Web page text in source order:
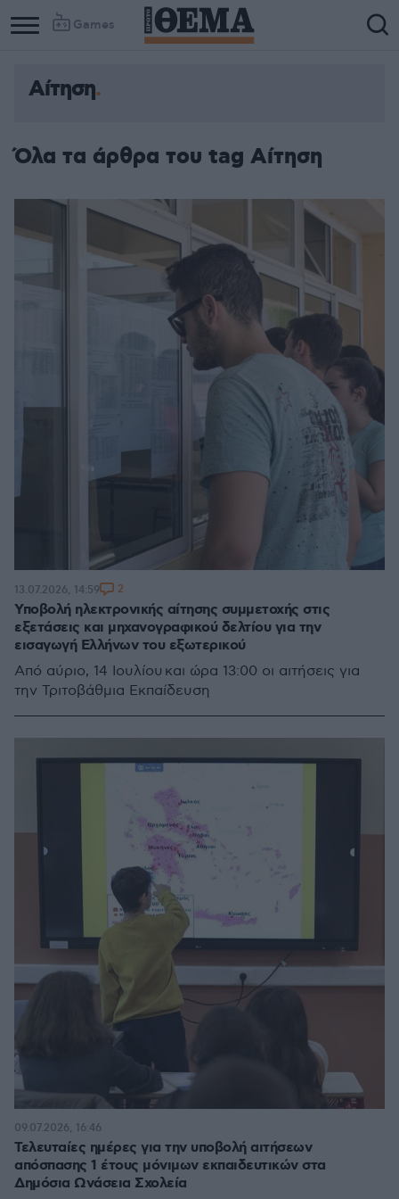
Games
Αίτηση
Όλα τα άρθρα του tag Αίτηση
Υποβολή ηλεκτρονικής αίτησης συμμετοχής στις
εξετάσεις και μηχανογραφικού δελτίου για την
εισαγωγή Ελλήνων του εξωτερικού
Από αύριο, 14 Ιουλίου και ώρα 13:00 οι αιτήσεις για
την Τριτοβάθμια Εκπαίδευση
13.07.2026, 14:59 2
Τελευταίες ημέρες για την υποβολή αιτήσεων
απόσπασης 1 έτους μόνιμων εκπαιδευτικών στα
Δημόσια Ωνάσεια Σχολεία
09.07.2026, 16:46